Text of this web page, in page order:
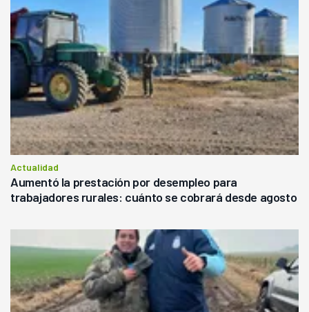
Actualidad
Aumentó la prestación por desempleo para
trabajadores rurales: cuánto se cobrará desde agosto